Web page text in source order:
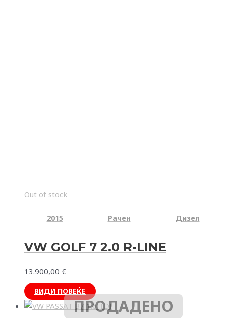
Out of stock
2015 Рачен Дизел
VW GOLF 7 2.0 R-LINE
13.900,00 €
ВИДИ ПОВЕЌЕ
ПРОДАДЕНО